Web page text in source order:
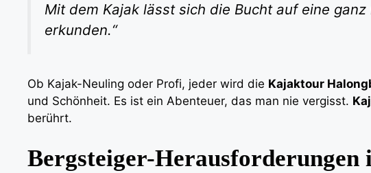
Mit dem Kajak lässt sich die Bucht auf eine
erkunden.“
Ob Kajak-Neuling oder Profi, jeder wird die Kajaktour
und Schönheit. Es ist ein Abenteuer, das man nie vergisst.
berührt.
Bergsteiger-Herausforderungen